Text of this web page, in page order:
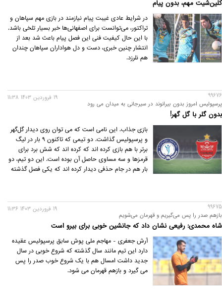
کلین‌شیت مهم، بدون پیام
در شرایط عادی غیبت پیام نیازمند در بازی مهم سپاهان و
تراکتور، می‌توانست برای اصفهانی‌ها خبر بسیار تلخی باشد.
با این حال کیفیت فنی این فصل پیام باعث شد بعد از
انتشار چنین خبری، دست و دل هواداران سپاهان چندان
هم نلرزد.
99676
پرسپولیس امروز بدون بیرانوند در سیرجانی به میدان می رود
بدون گلر با گل گهر!
19 فروردين 1403 11:38
‌بازی جذاب. این نامی است که می توان روی دیدار گل‌گهر
و پرسپولیس گذاشت. دو تیمی که تاکنون 9 بار در لیگ
برتر با هم بازی کرده اند که کرده اند که شش برد برای
قرمزها و سه مساوی حاصل آن بوده است. این دو تیم، دو
بار هم در جام حذفی دیدار کرده اند که یکی فصل گذشته
99675
بازهم صدر را پس می‌گیریم و قهرمان می‌شویم
شاه محمدی: رفیعی نشان داد که جانشین خوبی برای بیرو است
19 فروردين 1403 11:36
آرش جعفری - مهاجم ملی پوش سابق پرسپولیس عقیده
دارد این تیم مانند سال گذشته که شروع خوبی در سال
جدید داشت امسال هم با یک شروع خوب صدر را پس
می گیرد و بازهم قهرمان می شود.